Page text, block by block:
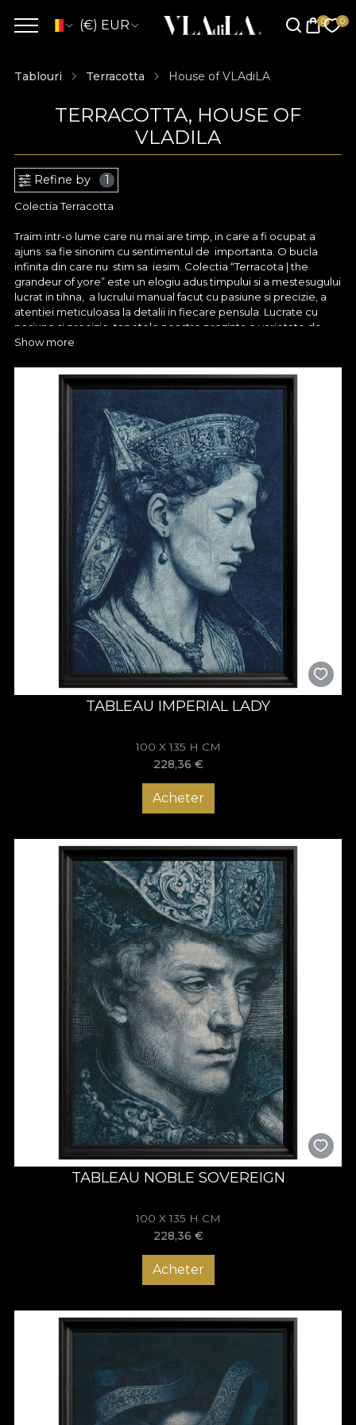
(€) EUR
Tablouri Terracotta House of VLAdiLA
TERRACOTTA, HOUSE OF
VLADILA
Refine by 1
Colectia Terracotta
Traim intr-o lume care nu mai are timp, in care a fi ocupat a
ajuns sa fie sinonim cu sentimentul de importanta. O bucla
infinita din care nu stim sa iesim. Colectia “Terracota | the
grandeur of yore” este un elogiu adus timpului si a mestesugului
lucrat in tihna, a lucrului manual facut cu pasiune si precizie, a
atentiei meticuloasa la detalii in fiecare pensula. Lucrate cu
pasiune si precizie, tapetele noastre prezinta o varietate de
modele si motive uimitoare, amintind de peisaje insorite,
oscileaza intre relatarea de episoade istorice, scene
mitologice, iconografie religioasa, dar si o gama extinsa de
elemente decorative (geometrice, vegetale, etc.). Nu facem
altceva decat sa va invitam sa experimentati farmecul
maiestriei artizanale in spatiul dumnneavoastra.
Se spune ca Lisabona a primit porecla „Regina Marii” deoarece
cladirile sale acoperite cu azulejo seamana cu pietrele
pretioase care decoreaza coroanele. Sub soarele portughez,
patratele din ceramica pictata stralucesc ca niste pietre
pretioase, asezate peste oras. Aceasta colectie aduce esenta
artei artizanale inspirata de azulejos, imbinand tehnici
traditionale cu designul contemporan pentru o experienta
Va invitam intr-un pelerinaj in care veti fi invaluiti de seductia
traditiei si inovatiei cu “Terracota | the grandeur of yore”.
Completati-va interioarele cu aceste tapete exceptionale,
pictate manual, unde fiecare panou povesteste o poveste
despre cultura, arta si frumusete atemporala.
Show more
TABLEAU IMPERIAL LADY
100 X 135 H CM
228,36 €
Acheter
TABLEAU NOBLE SOVEREIGN
100 X 135 H CM
228,36 €
Acheter